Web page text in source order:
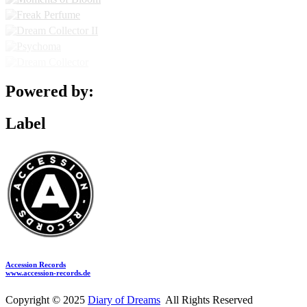
Powered by:
Label
Accession Records
www.accession-records.de
Copyright © 2025 Diary of Dreams All Rights Reserved